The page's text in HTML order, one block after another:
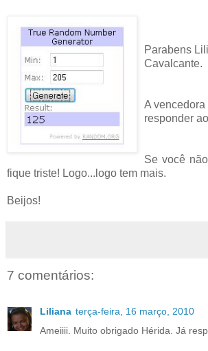
Parabens
Cavalcante.
A vencedora
responder
Se você
fique triste! Logo...logo tem mais.
Beijos!
7 comentários:
Liliana terça-feira, 16 março, 2010
Ameiiii. Muito obrigado Hérida. Já